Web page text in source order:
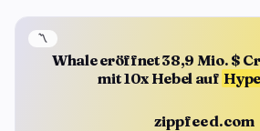
Whale eröffnet 38,9 Mio. $
mit 10x Hebel auf
zippfeed.com
〽️